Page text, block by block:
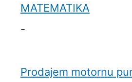
MATEMATIKA
-
Prodajem motornu